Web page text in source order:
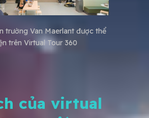
trường Van Maerlant được thể
trên Virtual Tour 360
của virtual